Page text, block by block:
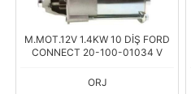
M.MOT.12V 1.4KW 10 DİŞ FORD
CONNECT 20-100-01034 V
ORJ